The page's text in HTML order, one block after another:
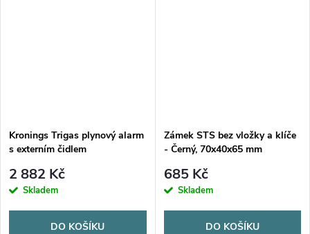
Kronings Trigas plynový alarm
s externím čidlem
2 882 Kč
Skladem
DO KOŠÍKU
Zámek STS bez vložky a klíče
- Černý, 70x40x65 mm
685 Kč
Skladem
DO KOŠÍKU